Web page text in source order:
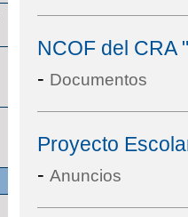
NCOF del CRA
- Documentos
Proyecto
- Anuncios